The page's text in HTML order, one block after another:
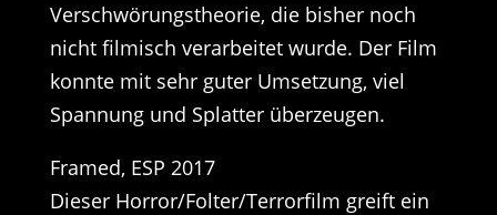
Verschwörungstheorie, die bisher noch
nicht filmisch verarbeitet wurde. Der Film
konnte mit sehr guter Umsetzung, viel
Spannung und Splatter überzeugen.
Framed, ESP 2017
Dieser Horror/Folter/Terrorfilm greift ein